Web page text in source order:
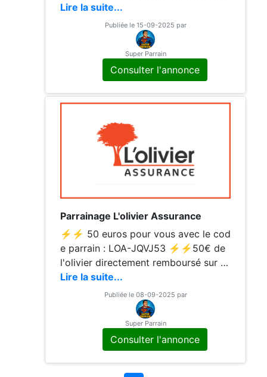
e renseigner mon code parrain lors d
Lire la suite...
Publiée le 15-09-2025 par
Super Parrain
Consulter l'annonce
Parrainage L'olivier Assurance
⚡⚡ 50 euros pour vous avec le cod
e parrain : LOA-JQVJ53 ⚡⚡50€ de
l'olivier directement remboursé sur v
otre compte Le code ➡️ LOA-JQVJ53
est a insérer sur la dernière page une
Lire la suite...
Publiée le 08-09-2025 par
Super Parrain
Consulter l'annonce